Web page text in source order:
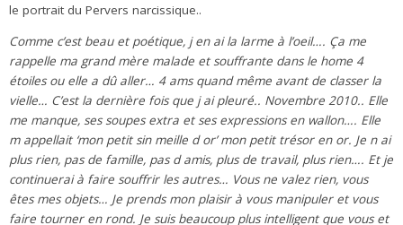
le portrait du Pervers narcissique..
Comme c’est beau et poétique, j en ai la larme à l’oeil…. Ça me
rappelle ma grand mère malade et souffrante dans le home 4
étoiles ou elle a dû aller… 4 ams quand même avant de classer la
vielle… C’est la dernière fois que j ai pleuré.. Novembre 2010.. Elle
me manque, ses soupes extra et ses expressions en wallon…. Elle
m appellait ‘mon petit sin meille d or’ mon petit trésor en or. Je n ai
plus rien, pas de famille, pas d amis, plus de travail, plus rien…. Et je
continuerai à faire souffrir les autres… Vous ne valez rien, vous
êtes mes objets… Je prends mon plaisir à vous manipuler et vous
faire tourner en rond. Je suis beaucoup plus intelligent que vous et